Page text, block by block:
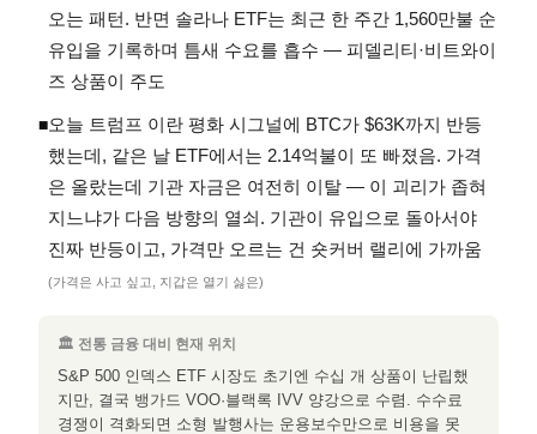
오는 패턴. 반면 솔라나 ETF는 최근 한 주간 1,560만불 순
유입을 기록하며 틈새 수요를 흡수 — 피델리티·비트와이
즈 상품이 주도
◾오늘 트럼프 이란 평화 시그널에 BTC가 $63K까지 반등
했는데, 같은 날 ETF에서는 2.14억불이 또 빠졌음. 가격
은 올랐는데 기관 자금은 여전히 이탈 — 이 괴리가 좁혀
지느냐가 다음 방향의 열쇠. 기관이 유입으로 돌아서야
진짜 반등이고, 가격만 오르는 건 숏커버 랠리에 가까움
(가격은 사고 싶고, 지갑은 열기 싫은)
🏛 전통 금융 대비 현재 위치
S&P 500 인덱스 ETF 시장도 초기엔 수십 개 상품이 난립했
지만, 결국 뱅가드 VOO·블랙록 IVV 양강으로 수렴. 수수료
경쟁이 격화되면 소형 발행사는 운용보수만으로 비용을 못